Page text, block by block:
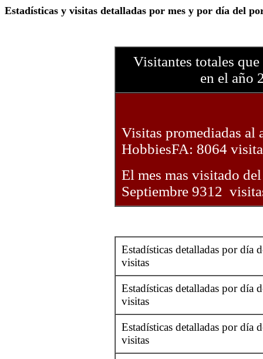
Estadísticas y visitas detalladas por mes y por día del
Visitantes totales
en el año
Visitas promediadas al
HobbiesFA: 8064
El mes mas visitado
Septiembre 9312
Estadísticas detalladas por día
visitas
Estadísticas detalladas por día
visitas
Estadísticas detalladas por día
visitas